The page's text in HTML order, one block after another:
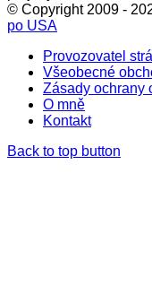
© Copyright 2009 -
po USA
Provozovatel
Všeobecné
Zásady ochrany
O mně
Kontakt
Back to top button